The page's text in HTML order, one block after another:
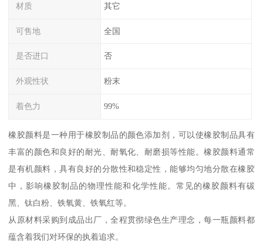
材质 其它
可售地 全国
是否进口 否
外观性状 粉末
着色力 99%
橡胶颜料是一种用于橡胶制品的颜色添加剂，可以使橡胶制品具有
丰富的颜色和良好的耐光、耐氧化、耐磨损等性能。橡胶颜料通常
是有机颜料，具有良好的分散性和稳定性，能够均匀地分散在橡胶
中，影响橡胶制品的物理性能和化学性能。常见的橡胶颜料有碳
黑、钛白粉、铁氧黄、铁氧红等。
从原材料采购到成品出厂，全程贯彻绿色生产理念，每一瓶颜料都
蕴含着我们对环保的执着追求。